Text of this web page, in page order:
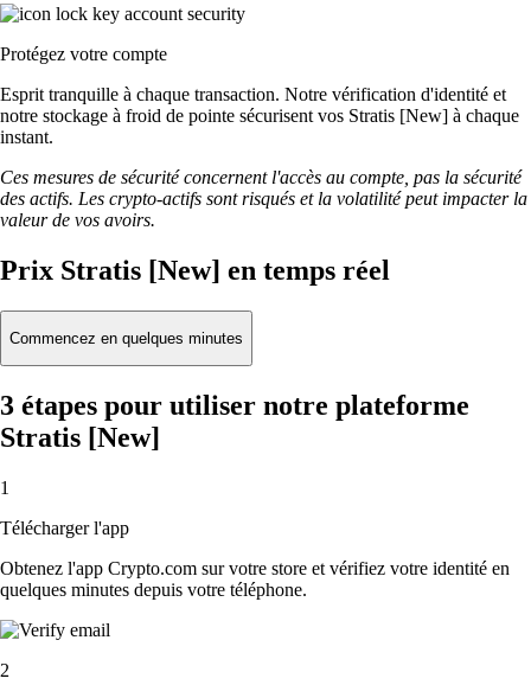
Protégez votre compte
Esprit tranquille à chaque transaction. Notre vérification d'identité et
notre stockage à froid de pointe sécurisent vos Stratis [New] à chaque
instant.
Ces mesures de sécurité concernent l'accès au compte, pas la sécurité
des actifs. Les crypto-actifs sont risqués et la volatilité peut impacter la
valeur de vos avoirs.
Prix Stratis [New] en temps réel
Commencez en quelques minutes
3 étapes pour utiliser notre plateforme
Stratis [New]
1
Télécharger l'app
Obtenez l'app Crypto.com sur votre store et vérifiez votre identité en
quelques minutes depuis votre téléphone.
2